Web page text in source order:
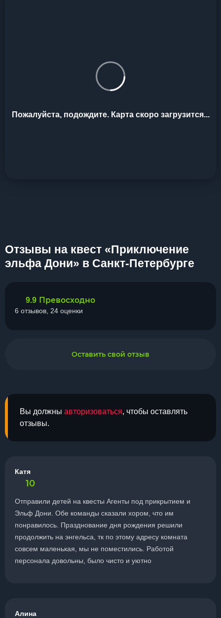
Пожалуйста, подождите. Карта скоро загрузится...
Отзывы на квест «Приключение
эльфа Дони» в Санкт-Петербурге
Вы должны авторизоваться, чтобы оставлять
отзывы.
Катя
10
Отправили детей на квесты Агенты под прикрытием и
Эльф Дони. Обе команды сказали хором, что им
понравилось. Празднование дня рождения решили
продолжить на энгельса, тк по этому адресу комната
совсем маленькая, мы не поместились. Работой
персонала довольны, было чисто и уютно
Алина
9.9 Превосходно
6 отзывов, 24 оценки
Оставить свой отзыв